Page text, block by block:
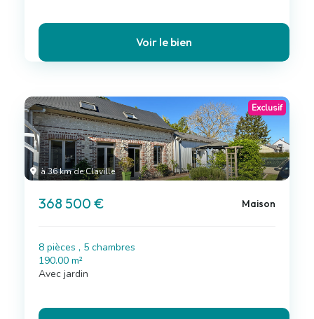
Voir le bien
à 36 km de Claville
Exclusif
368 500 € Maison
8 pièces , 5 chambres
190.00 m²
Avec jardin